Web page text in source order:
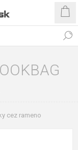
cez rameno